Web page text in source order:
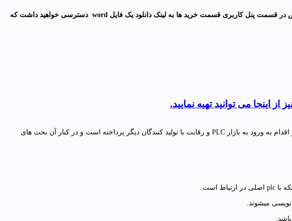
قسمت پنل کاربری قسمت خرید ها به لینک دانلود یک فایل word دسترسی خواهید داشت که
شاید اکثر مهندسین برق در ایران PILZ را با رله های حفاظتی آن بشناسند اما خیلی وقت است که شرکت PILZ پا را فراتر گذاشته و اقدام به ورود به بازار PLC و‌ رقابت با تولید کنندگان دیگر پرداخته است و در کنار آن بحث های